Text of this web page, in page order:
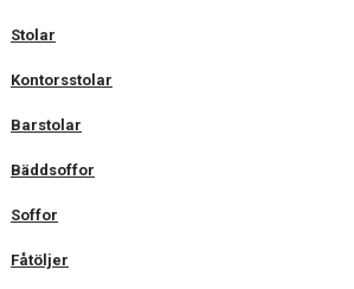
Stolar
Kontorsstolar
Barstolar
Bäddsoffor
Soffor
Fåtöljer